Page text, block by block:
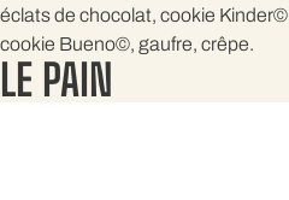
éclats de chocolat, cookie
cookie Bueno©, gaufre, crêpe.
LE PAIN